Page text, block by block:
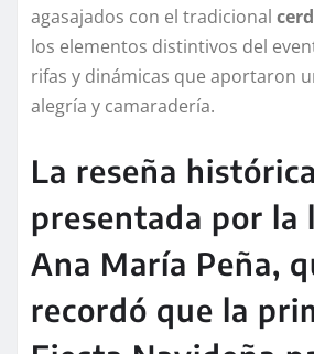
agasajados con el tradicional
los elementos distintivos del
rifas y dinámicas que aportaron
alegría y camaradería.
La reseña
presentada por la
Ana María Peña,
recordó que la